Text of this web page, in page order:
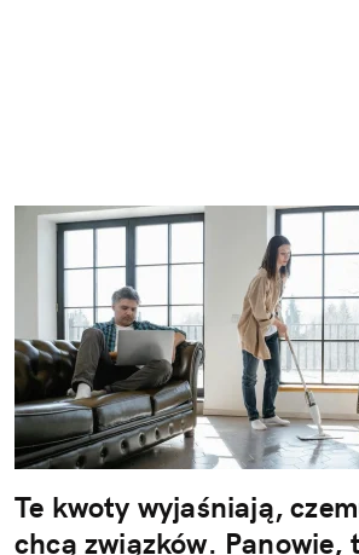
Te kwoty wyjaśniają,
chcą związków. Panowie,